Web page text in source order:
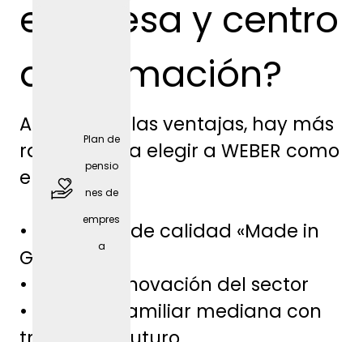
Plan de
pensio
nes de
empres
a
empresa y centro
de formación?
Además de las ventajas, hay más
razones para elegir a WEBER como
empresa:
• Productos de calidad «Made in
Germany»
• Líder en innovación del sector
• Empresa familiar mediana con